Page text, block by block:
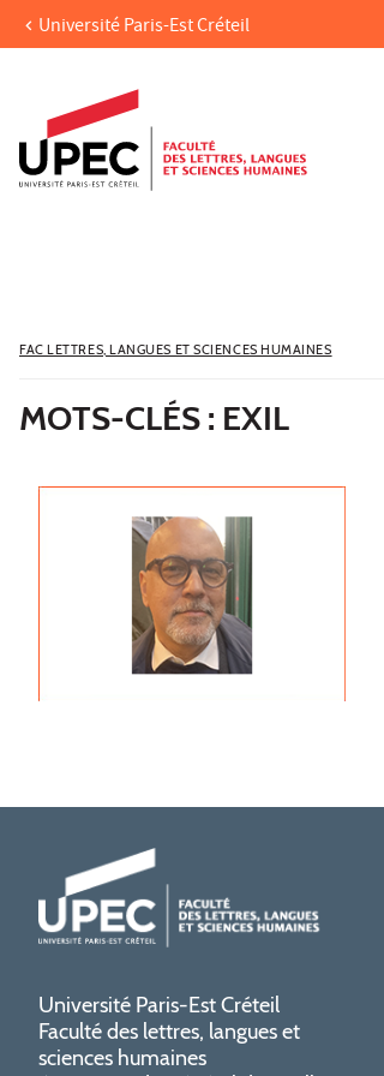
Aller au contenu
Accès directs
Recherche
Université Paris-Est Créteil
FAC LETTRES, LANGUES ET SCIENCES HUMAINES
MOTS-CLÉS : EXIL
Université Paris-Est Créteil
Faculté des lettres, langues et
sciences humaines